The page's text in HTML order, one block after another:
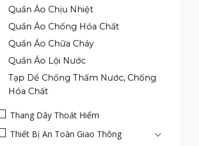
Quần Áo Chịu Nhiệt
Quần Áo Chống Hóa Chất
Quần Áo Chữa Cháy
Quần Áo Lội Nước
Tạp Dề Chống Thấm Nước, Chống
Hóa Chất
Thang Dây Thoát Hiểm
Thiết Bị An Toàn Giao Thông